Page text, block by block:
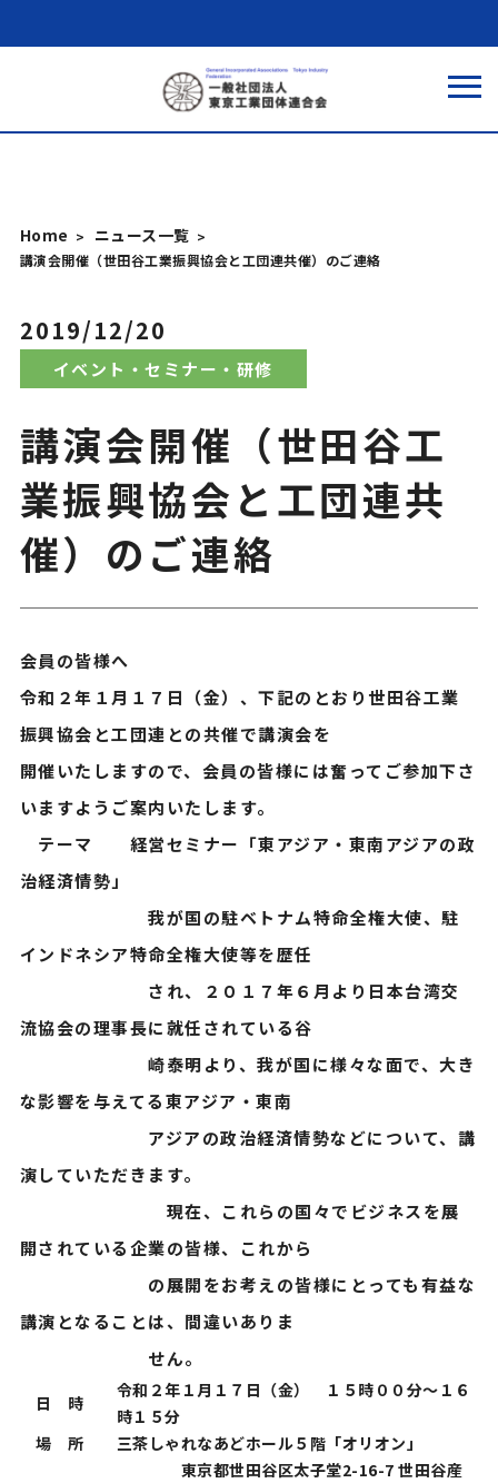
Home ニュース一覧
講演会開催（世田谷工業振興協会と工団連共催）のご連絡
2019/12/20
イベント・セミナー・研修
講演会開催（世田谷工
業振興協会と工団連共
催）のご連絡
会員の皆様へ
令和２年１月１７日（金）、下記のとおり世田谷工業
振興協会と工団連との共催で講演会を
開催いたしますので、会員の皆様には奮ってご参加下さ
いますようご案内いたします。
テーマ 経営セミナー「東アジア・東南アジアの政
治経済情勢」
我が国の駐ベトナム特命全権大使、駐
インドネシア特命全権大使等を歴任
され、２０１７年６月より日本台湾交
流協会の理事長に就任されている谷
崎泰明より、我が国に様々な面で、大き
な影響を与えてる東アジア・東南
アジアの政治経済情勢などについて、講
演していただきます。
現在、これらの国々でビジネスを展
開されている企業の皆様、これから
の展開をお考えの皆様にとっても有益な
講演となることは、間違いありま
せん。
日 時
令和２年１月１７日（金） １５時００分～１６
時１５分
場 所
三茶しゃれなあどホール５階「オリオン」
東京都世田谷区太子堂2-16-7 世田谷産